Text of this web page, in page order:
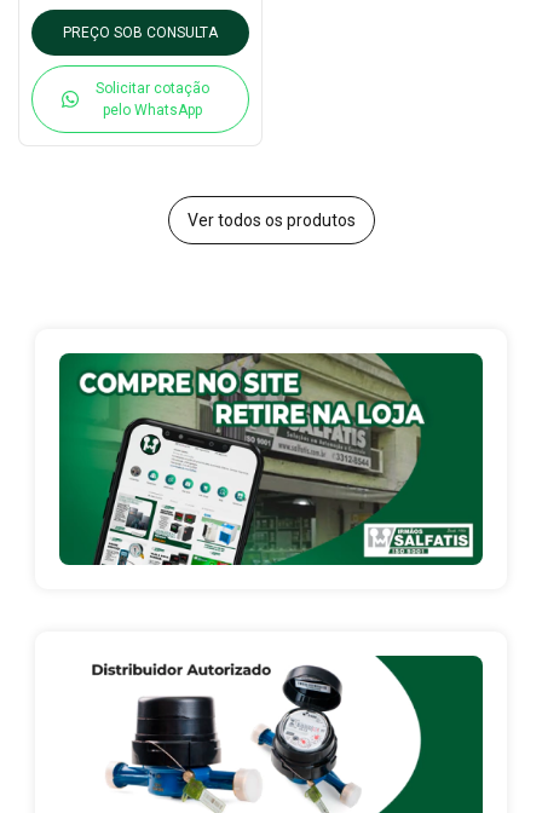
120A
PREÇO SOB CONSULTA
Solicitar cotação
pelo WhatsApp
Ver todos os produtos